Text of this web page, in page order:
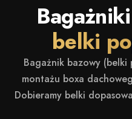
belki
Bagażnik bazowy
montażu boxa
Dobieramy belki